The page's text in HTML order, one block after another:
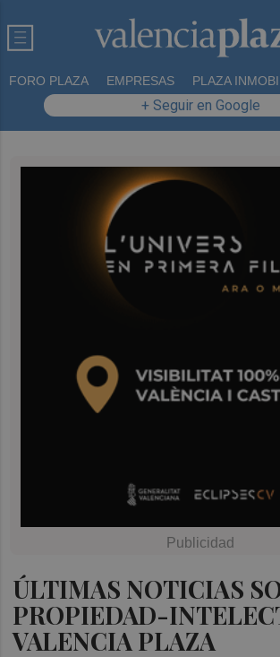
FORO PLAZA EMPRESAS PLAZA
+ Seguir en Google
ÚLTIMAS NOTICIAS
PROPIEDAD-
VALENCIA PLAZA